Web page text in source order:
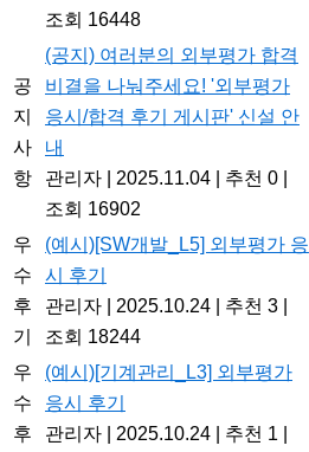
조회 16448
공
지
사
항
(공지) 여러분의 외부평가 합격
비결을 나눠주세요! '외부평가
응시/합격 후기 게시판' 신설 안
내
관리자 | 2025.11.04 | 추천 0 |
조회 16902
우
수
후
기
(예시)[SW개발_L5] 외부평가 응
시 후기
관리자 | 2025.10.24 | 추천 3 |
조회 18244
우
수
후
(예시)[기계관리_L3] 외부평가
응시 후기
관리자 | 2025.10.24 | 추천 1 |